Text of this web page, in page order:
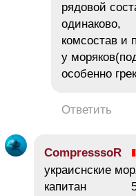
рядовой
одинаково,
комсостав и
у
особенно
Ответить
CompresssoR
украиснские
капитан 52